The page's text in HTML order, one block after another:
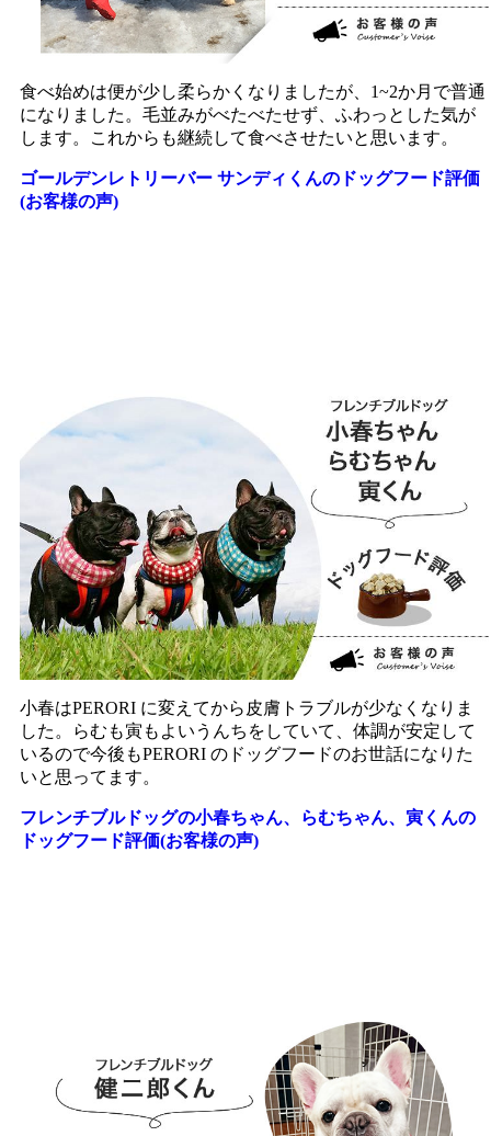
食べ始めは便が少し柔らかくなりましたが、1~2か月で普通
になりました。毛並みがべたべたせず、ふわっとした気が
します。これからも継続して食べさせたいと思います。
ゴールデンレトリーバー サンディくんのドッグフード評価
(お客様の声)
小春はPERORI に変えてから皮膚トラブルが少なくなりま
した。らむも寅もよいうんちをしていて、体調が安定して
いるので今後もPERORI のドッグフードのお世話になりた
いと思ってます。
フレンチブルドッグの小春ちゃん、らむちゃん、寅くんの
ドッグフード評価(お客様の声)